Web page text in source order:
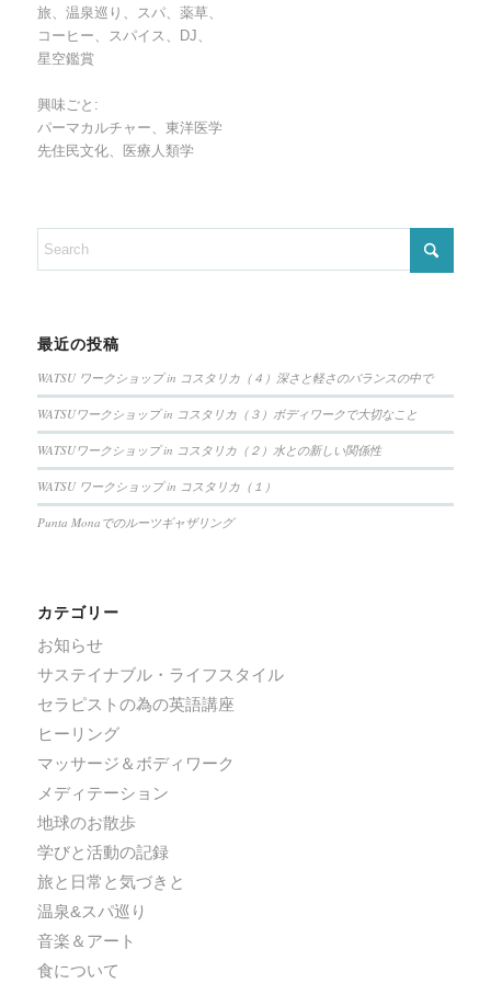
旅、温泉巡り、スパ、薬草、
コーヒー、スパイス、DJ、
星空鑑賞
興味ごと:
パーマカルチャー、東洋医学
先住民文化、医療人類学
最近の投稿
WATSU ワークショップ in コスタリカ（４）深さと軽さのバランスの中で
WATSUワークショップ in コスタリカ（３）ボディワークで大切なこと
WATSUワークショップ in コスタリカ（２）水との新しい関係性
WATSU ワークショップ in コスタリカ（１）
Punta Monaでのルーツギャザリング
カテゴリー
お知らせ
サステイナブル・ライフスタイル
セラピストの為の英語講座
ヒーリング
マッサージ＆ボディワーク
メディテーション
地球のお散歩
学びと活動の記録
旅と日常と気づきと
温泉&スパ巡り
音楽＆アート
食について